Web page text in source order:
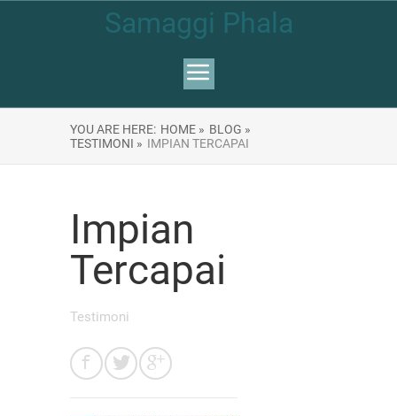
Samaggi Phala
YOU ARE HERE: HOME » BLOG »
TESTIMONI » IMPIAN TERCAPAI
Impian
Tercapai
Testimoni